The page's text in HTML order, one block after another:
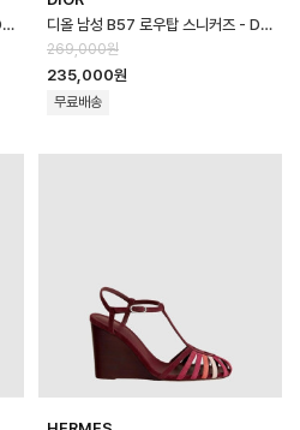
디올 남성 B57 로우탑 스니커즈 - Dior Mens B57 Low Top Sneaker…
디올 남성 B57 로우탑 스니커즈 - Dior Mens B57 Low Top Sneaker…
269,000원
235,000원
무료배송